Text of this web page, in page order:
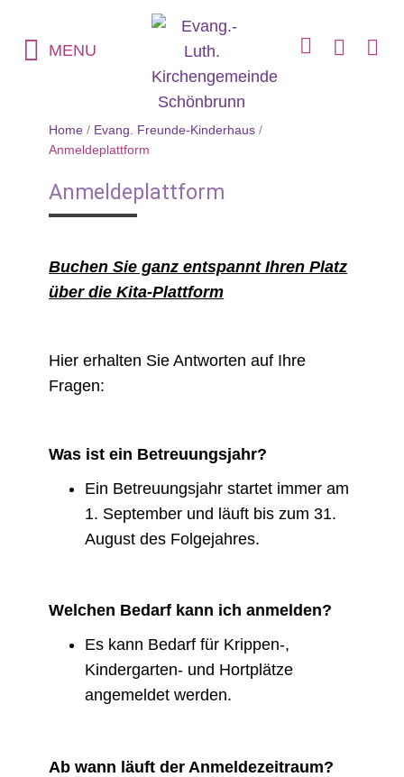
MENU
Home / Evang. Freunde-Kinderhaus /
Anmeldeplattform
Anmeldeplattform
Buchen Sie ganz entspannt Ihren Platz
über die Kita-Plattform
Hier erhalten Sie Antworten auf Ihre
Fragen:
Was ist ein Betreuungsjahr?
Ein Betreuungsjahr startet immer am
1. September und läuft bis zum 31.
August des Folgejahres.
Welchen Bedarf kann ich anmelden?
Es kann Bedarf für Krippen-,
Kindergarten- und Hortplätze
angemeldet werden.
Ab wann läuft der Anmeldezeitraum?